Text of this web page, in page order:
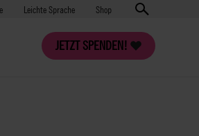
Leichte Sprache Shop
JETZT SPENDEN!